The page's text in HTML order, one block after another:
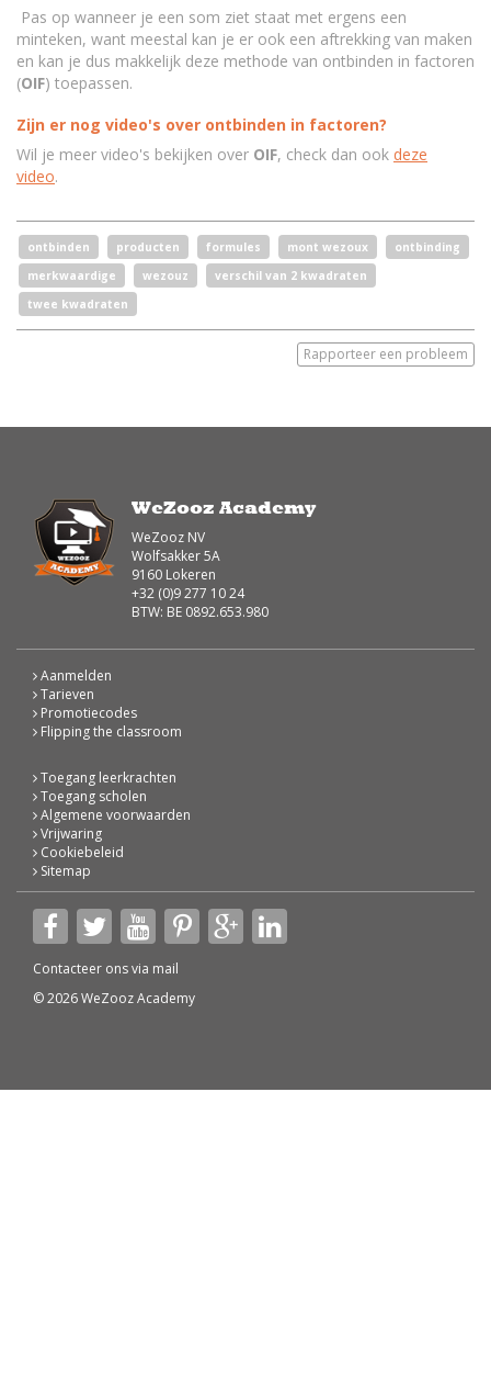
Pas op wanneer je een som ziet staat met ergens een
minteken, want meestal kan je er ook een aftrekking van maken
en kan je dus makkelijk deze methode van ontbinden in factoren
(OIF) toepassen.
Zijn er nog video's over ontbinden in factoren?
Wil je meer video's bekijken over OIF, check dan ook deze
video.
ontbinden producten formules mont wezoux
ontbinding
merkwaardige
wezouz
verschil van 2 kwadraten
twee kwadraten
Rapporteer een probleem
WeZooz Academy
WeZooz NV
Wolfsakker 5A
9160 Lokeren
+32 (0)9 277 10 24
BTW: BE 0892.653.980
Aanmelden
Tarieven
Promotiecodes
Flipping the classroom
Toegang leerkrachten
Toegang scholen
Algemene voorwaarden
Vrijwaring
Cookiebeleid
Sitemap
Contacteer ons via mail
© 2026 WeZooz Academy